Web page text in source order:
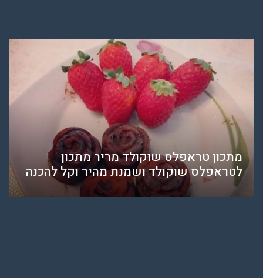
מתכון טראפלס שוקולד מריר מתכון
לטראפלס שוקולד ושמנת מהיר וקל להכנה